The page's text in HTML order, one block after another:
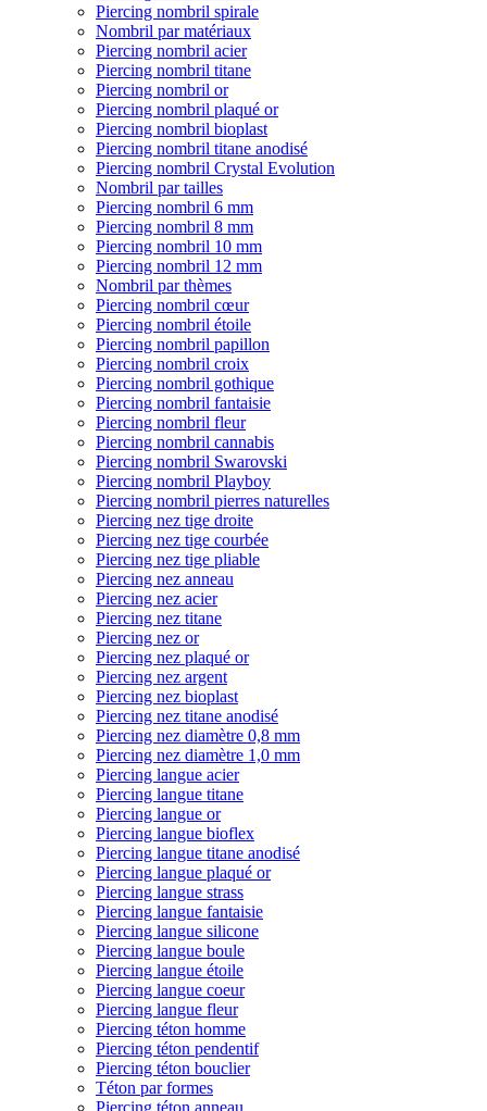
Piercing nombril spirale
Nombril par matériaux
Piercing nombril acier
Piercing nombril titane
Piercing nombril or
Piercing nombril plaqué or
Piercing nombril bioplast
Piercing nombril titane anodisé
Piercing nombril Crystal Evolution
Nombril par tailles
Piercing nombril 6 mm
Piercing nombril 8 mm
Piercing nombril 10 mm
Piercing nombril 12 mm
Nombril par thèmes
Piercing nombril cœur
Piercing nombril étoile
Piercing nombril papillon
Piercing nombril croix
Piercing nombril gothique
Piercing nombril fantaisie
Piercing nombril fleur
Piercing nombril cannabis
Piercing nombril Swarovski
Piercing nombril Playboy
Piercing nombril pierres naturelles
Piercing nez tige droite
Piercing nez tige courbée
Piercing nez tige pliable
Piercing nez anneau
Piercing nez acier
Piercing nez titane
Piercing nez or
Piercing nez plaqué or
Piercing nez argent
Piercing nez bioplast
Piercing nez titane anodisé
Piercing nez diamètre 0,8 mm
Piercing nez diamètre 1,0 mm
Piercing langue acier
Piercing langue titane
Piercing langue or
Piercing langue bioflex
Piercing langue titane anodisé
Piercing langue plaqué or
Piercing langue strass
Piercing langue fantaisie
Piercing langue silicone
Piercing langue boule
Piercing langue étoile
Piercing langue coeur
Piercing langue fleur
Piercing téton homme
Piercing téton pendentif
Piercing téton bouclier
Téton par formes
Piercing téton anneau